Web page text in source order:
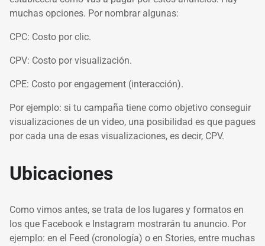
muchas opciones. Por nombrar algunas:
CPC: Costo por clic.
CPV: Costo por visualización.
CPE: Costo por engagement (interacción).
Por ejemplo: si tu campaña tiene como objetivo conseguir
visualizaciones de un video, una posibilidad es que pagues
por cada una de esas visualizaciones, es decir, CPV.
Ubicaciones
Como vimos antes, se trata de los lugares y formatos en
los que Facebook e Instagram mostrarán tu anuncio. Por
ejemplo: en el Feed (cronología) o en Stories, entre muchas